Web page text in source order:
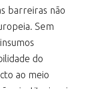
barreiras não
Sem
do
ao meio